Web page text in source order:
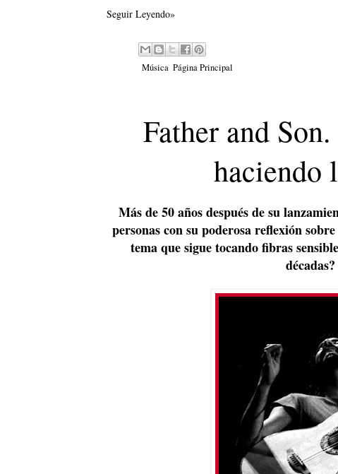
Seguir Leyendo»
Música Página Principal
Father and
haciendo
Más de 50 años después de su
personas con su poderosa reflexión
tema que sigue tocando fibras